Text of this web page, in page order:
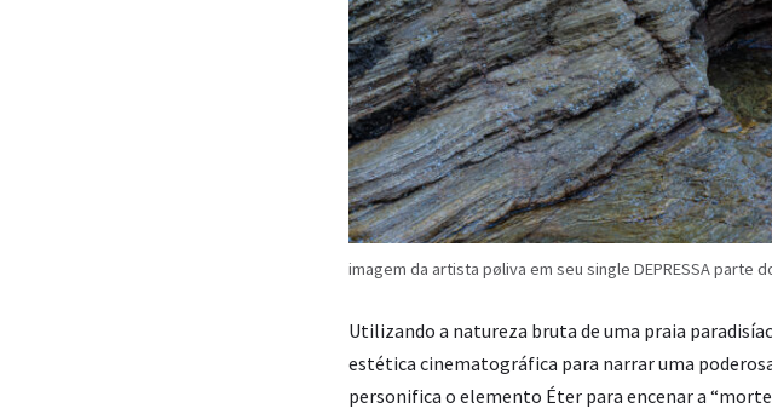
imagem da artista pøliva em seu single DEPRESSA parte
Utilizando a natureza bruta de uma praia
estética cinematográfica para narrar uma
personifica o elemento Éter para encenar a